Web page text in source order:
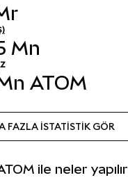
Mn
ATOM
FAZLA İSTATİSTİK GÖR
ile neler yapılır